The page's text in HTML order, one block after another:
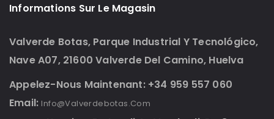
Informations Sur Le Magasin
Valverde Botas, Parque Industrial Y Tecnológico,
Nave A07, 21600 Valverde Del Camino, Huelva
Appelez-Nous Maintenant: +34 959 557 060
Email: Info@valverdebotas.com